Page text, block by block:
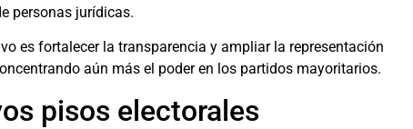
personas jurídicas.
es fortalecer la transparencia y ampliar la representación
aún más el poder en los partidos mayoritarios.
pisos electorales